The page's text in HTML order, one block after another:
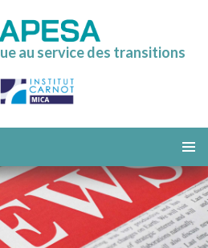
au service des transitions
MENU